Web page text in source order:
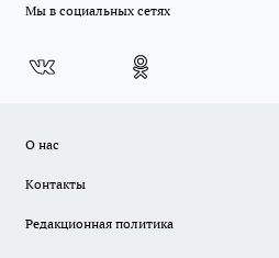
Мы в социальных сетях
О нас
Контакты
Редакционная политика